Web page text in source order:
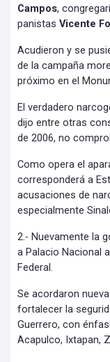
Campos,
panistas Vicente
Acudieron y se
de la campaña
próximo en el
El verdadero
dijo entre otras
de 2006, no
Como opera el
corresponderá a
acusaciones de
especialmente
2.- Nuevamente la
a Palacio Nacional
Federal.
Se acordaron
fortalecer la
Guerrero, con
Acapulco, Ixtapan,